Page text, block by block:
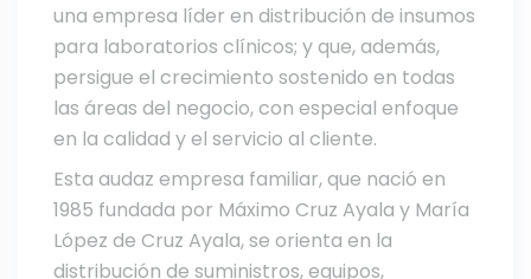
una empresa líder en distribución de insumos
para laboratorios clínicos; y que, además,
persigue el crecimiento sostenido en todas
las áreas del negocio, con especial enfoque
en la calidad y el servicio al cliente.
Esta audaz empresa familiar, que nació en
1985 fundada por Máximo Cruz Ayala y María
López de Cruz Ayala, se orienta en la
distribución de suministros, equipos,